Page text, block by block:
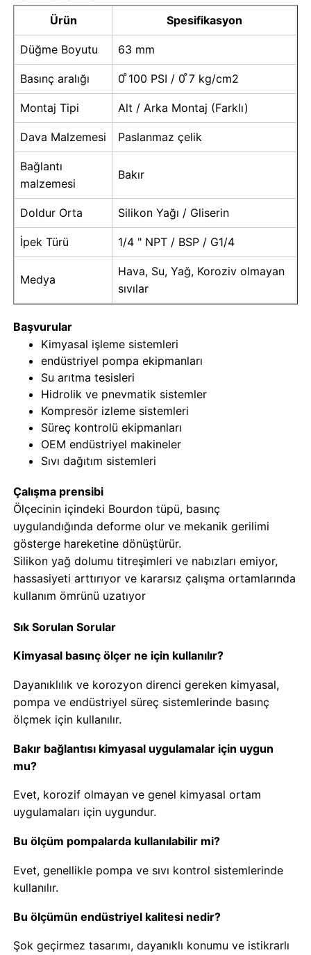
sıvı dolu basınç ölçer
Elektrikli temas basınç ölçer
Basınç Test Kitleri
kuru basınç göstergesi
Mini Basınçölçer
Dijital basınç göstergesi
Yardımcı Basınç Göstergesi
Karanlıkta Parlayan Basınç Göstergesi
Basınçölçer Türleri
Ürün
Spesifikasyon
Düğme Boyutu 63 mm
Basınç aralığı 0 ̊100 PSI / 0 ̊7 kg/cm2
Montaj Tipi Alt / Arka Montaj (Farklı)
Dava Malzemesi Paslanmaz çelik
Bağlantı
malzemesi
Bakır
Doldur Orta Silikon Yağı / Gliserin
İpek Türü 1/4 " NPT / BSP / G1/4
Medya
Hava, Su, Yağ, Koroziv olmayan
sıvılar
Başvurular
Kimyasal işleme sistemleri
endüstriyel pompa ekipmanları
Su arıtma tesisleri
Hidrolik ve pnevmatik sistemler
Kompresör izleme sistemleri
Süreç kontrolü ekipmanları
OEM endüstriyel makineler
Sıvı dağıtım sistemleri
Çalışma prensibi
Ölçecinin içindeki Bourdon tüpü, basınç
uygulandığında deforme olur ve mekanik gerilimi
gösterge hareketine dönüştürür.
Silikon yağ dolumu titreşimleri ve nabızları emiyor,
hassasiyeti arttırıyor ve kararsız çalışma ortamlarında
kullanım ömrünü uzatıyor
Sık Sorulan Sorular
Kimyasal basınç ölçer ne için kullanılır?
Dayanıklılık ve korozyon direnci gereken kimyasal,
pompa ve endüstriyel süreç sistemlerinde basınç
ölçmek için kullanılır.
Bakır bağlantısı kimyasal uygulamalar için uygun
mu?
Evet, korozif olmayan ve genel kimyasal ortam
uygulamaları için uygundur.
Bu ölçüm pompalarda kullanılabilir mi?
Evet, genellikle pompa ve sıvı kontrol sistemlerinde
kullanılır.
Bu ölçümün endüstriyel kalitesi nedir?
Şok geçirmez tasarımı, dayanıklı konumu ve istikrarlı